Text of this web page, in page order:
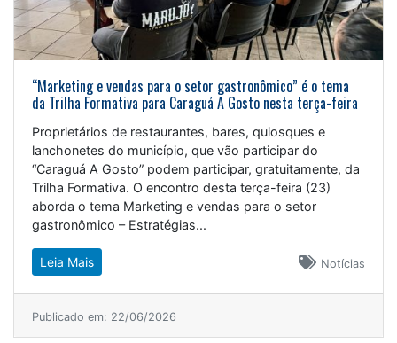
“Marketing e vendas para o setor gastronômico” é o tema
da Trilha Formativa para Caraguá A Gosto nesta terça-feira
Proprietários de restaurantes, bares, quiosques e
lanchonetes do município, que vão participar do
“Caraguá A Gosto” podem participar, gratuitamente, da
Trilha Formativa. O encontro desta terça-feira (23)
aborda o tema Marketing e vendas para o setor
gastronômico – Estratégias...
Notícias
Leia Mais
Publicado em: 22/06/2026